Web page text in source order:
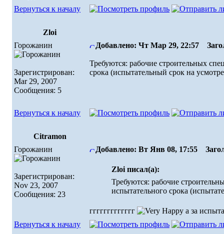
Вернуться к началу
Zloi
Горожанин
Зарегистрирован:
Mar 29, 2007
Сообщения: 5
Добавлено: Чт Мар 29, 22:57
Требуются: рабочие строительных
срока (испытательный срок на
Вернуться к началу
Citramon
Горожанин
Зарегистрирован:
Nov 23, 2007
Сообщения: 23
Добавлено: Вт Янв 08, 17:55
Zloi писал(а):
Требуются: рабочие
испытательного срока
ггггггггггггг
а за
Вернуться к началу